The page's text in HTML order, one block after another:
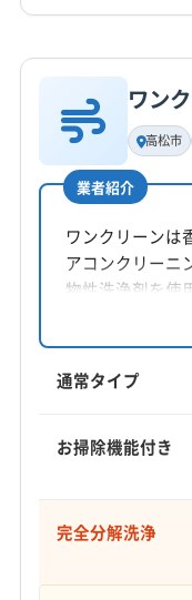
公式HP
公式サイトを見る
基本情報
代表者名
横井幸子
所在地
愛媛県新居浜市
対応地域
(愛媛県) 四国中央市
(愛媛県) 西条市
定休日
ワン
高松市
業者紹介
ワンクリーンは
アコンクリーニ
物性洗浄剤を使
完全分解洗浄
ています。損害
業し、火・水曜
ます。
通常タイプ
お掃除機能付き
完全分解洗浄